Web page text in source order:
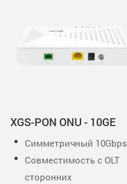
XGS-PON ONU - 10GE
Симметричный 10Gbps
Совместимость с OLT
сторонних